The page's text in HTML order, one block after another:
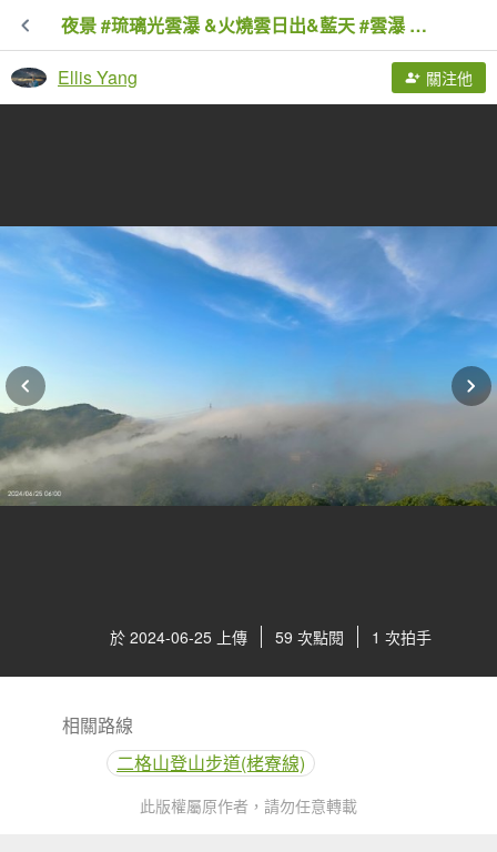
夜景 #琉璃光雲瀑 &火燒雲日出&藍天 #雲瀑 6/25
Ellis Yang 關注他
於 2024-06-25 上傳 59 次點閱 1 次拍手
相關路線
二格山登山步道(栳寮線)
此版權屬原作者，請勿任意轉載